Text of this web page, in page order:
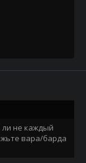
ли не каждый
вара/барда